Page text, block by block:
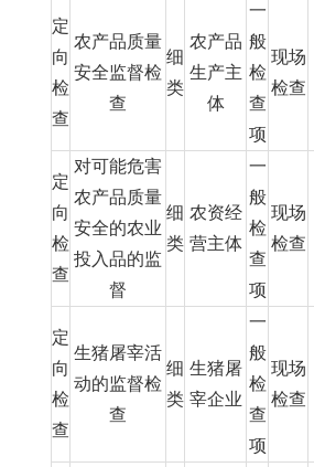
定
向
检
查
农产品质量
安全监督检
查
细
类
农产品
生产主
体
一
般
检
查
项
现场
检查
定
向
检
查
对可能危害
农产品质量
安全的农业
投入品的监
督
细
类
农资经
营主体
一
般
检
查
项
现场
检查
定
向
检
查
生猪屠宰活
动的监督检
查
细
类
生猪屠
宰企业
一
般
检
查
项
现场
检查